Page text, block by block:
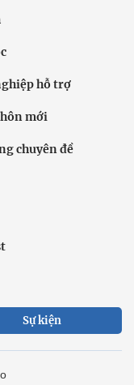
hỗ trợ
mới
chuyên đề
Sự kiện